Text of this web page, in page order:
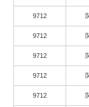
9712
9712
9712
9712
9712